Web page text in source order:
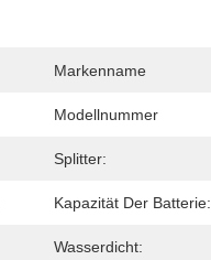
Markenname
Modellnummer
Splitter:
Kapazität Der Batterie:
Wasserdicht: